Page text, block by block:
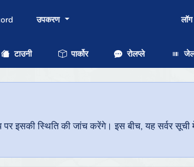
उपकरण
टाउनी पार्कोर रोलप्ले
इसकी स्थिति की जांच करेंगे। इस बीच, यह सर्वर सूची